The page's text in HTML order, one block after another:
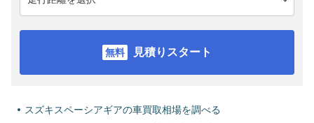
見積りスタート
スズキスペーシアギアの車買取相場を調べる